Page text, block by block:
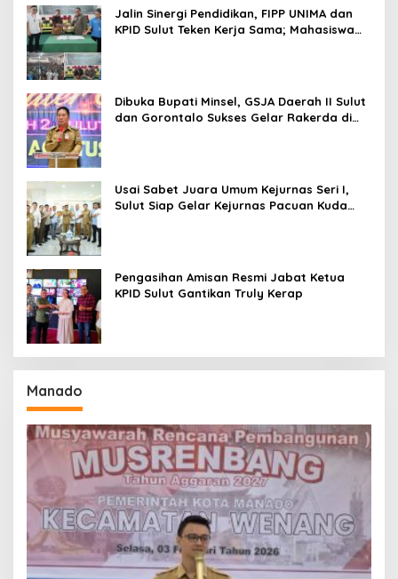
Jalin Sinergi Pendidikan, FIPP UNIMA dan
KPID Sulut Teken Kerja Sama; Mahasiswa
Dibuka Bupati Minsel, GSJA Daerah II Sulut
dan Gorontalo Sukses Gelar Rakerda di
Usai Sabet Juara Umum Kejurnas Seri I,
Sulut Siap Gelar Kejurnas Pacuan Kuda
Pengasihan Amisan Resmi Jabat Ketua
KPID Sulut Gantikan Truly Kerap
Manado